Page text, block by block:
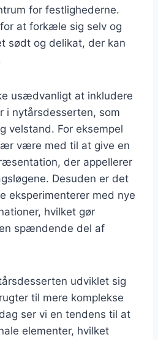
for festlighederne.
at forkæle sig selv og
sødt og delikat, der kan
usædvanligt at inkludere
i nytårsdesserten, som
velstand. For eksempel
være med til at give en
der appellerer
Desuden er det
eksperimenterer med nye
hvilket gør
spændende del af
udviklet sig
til mere komplekse
ser vi en tendens til at
elementer, hvilket